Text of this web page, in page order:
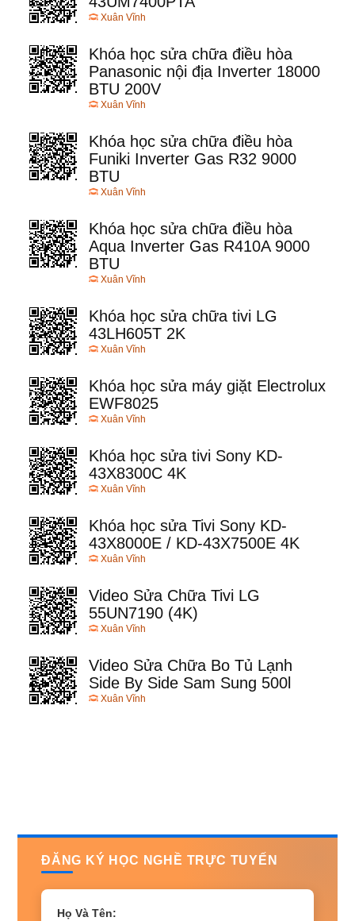
Xuân Vĩnh
Khóa học sửa chữa điều hòa
Panasonic nội địa Inverter 18000
BTU 200V
Xuân Vĩnh
Khóa học sửa chữa điều hòa
Funiki Inverter Gas R32 9000
BTU
Xuân Vĩnh
Khóa học sửa chữa điều hòa
Aqua Inverter Gas R410A 9000
BTU
Xuân Vĩnh
Khóa học sửa chữa tivi LG
43LH605T 2K
Xuân Vĩnh
Khóa học sửa máy giặt Electrolux
EWF8025
Xuân Vĩnh
Khóa học sửa tivi Sony KD-
43X8300C 4K
Xuân Vĩnh
Khóa học sửa Tivi Sony KD-
43X8000E / KD-43X7500E 4K
Xuân Vĩnh
Video Sửa Chữa Tivi LG
55UN7190 (4K)
Xuân Vĩnh
Video Sửa Chữa Bo Tủ Lạnh
Side By Side Sam Sung 500l
Xuân Vĩnh
ĐĂNG KÝ HỌC NGHỀ TRỰC TUYẾN
Họ Và Tên: